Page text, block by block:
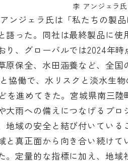
李 アンジェラ氏
ンジェラ氏は「私たちの製
語った。同社は最終製品に使
り、グローバルでは2024年
原保全、水田涵養など、全国
協働で、水リスクと淡水生
を進めてきた。宮城県南三
大雨への備えにつなげるプ
地域の安全と結び付いている
と真正面から向き合い続け
。定量的な指標に加え、地